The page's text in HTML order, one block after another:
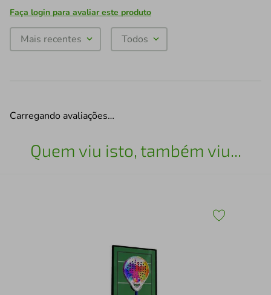
Faça login para avaliar este produto
Mais recentes Todos
Carregando avaliações…
Quem viu isto, também viu...